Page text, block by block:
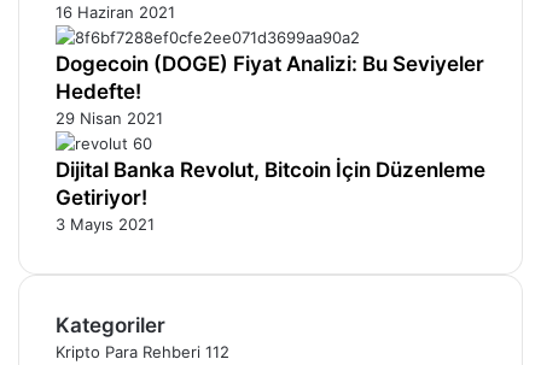
16 Haziran 2021
Dogecoin (DOGE) Fiyat Analizi: Bu Seviyeler
Hedefte!
29 Nisan 2021
Dijital Banka Revolut, Bitcoin İçin Düzenleme
Getiriyor!
3 Mayıs 2021
Kategoriler
Kripto Para Rehberi 112